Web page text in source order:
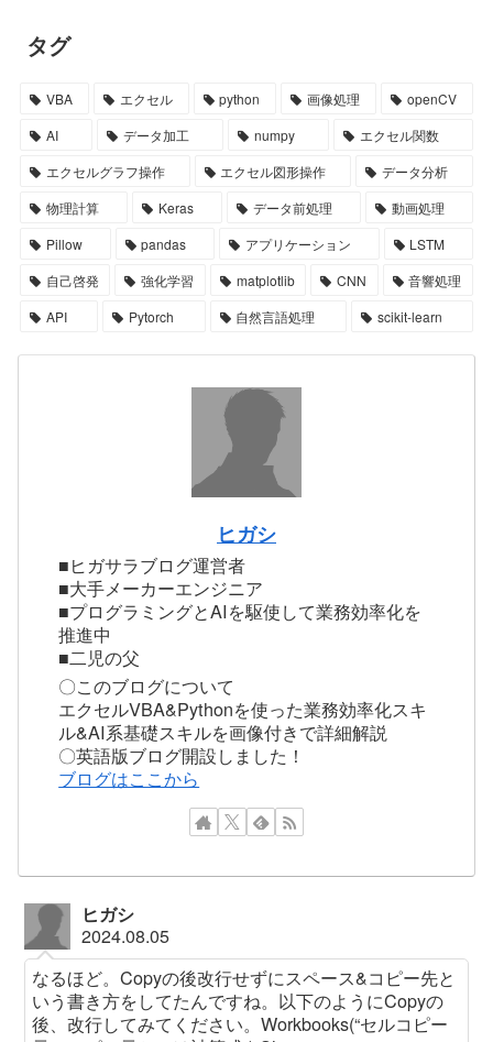
タグ
VBA エクセル python 画像処理
openCV
AI
データ加工 numpy
エクセル関数
エクセルグラフ操作
エクセル図形操作
データ分析
物理計算
Keras データ前処理
動画処理
Pillow
pandas アプリケーション
LSTM
自己啓発
強化学習 matplotlib CNN
音響処理
API
Pytorch 自然言語処理 scikit-learn
ヒガシ
■ヒガサラブログ運営者
■大手メーカーエンジニア
■プログラミングとAIを駆使して業務効率化を
推進中
■二児の父
〇このブログについて
エクセルVBA&Pythonを使った業務効率化スキ
ル&AI系基礎スキルを画像付きで詳細解説
〇英語版ブログ開設しました！
ブログはここから
ヒガシ
2024.08.05
なるほど。Copyの後改行せずにスペース&コピー先と
いう書き方をしてたんですね。以下のようにCopyの
後、改行してみてください。Workbooks(“セルコピー